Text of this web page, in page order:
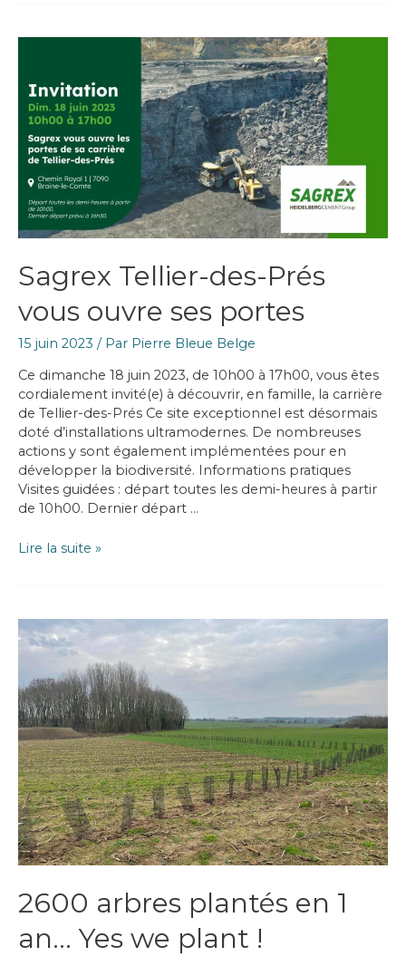
Réunion
pour
les
riverains
Sagrex Tellier-des-Prés
vous ouvre ses portes
15 juin 2023 / Par Pierre Bleue Belge
Ce dimanche 18 juin 2023, de 10h00 à 17h00, vous êtes
cordialement invité(e) à découvrir, en famille, la carrière
de Tellier-des-Prés Ce site exceptionnel est désormais
doté d’installations ultramodernes. De nombreuses
actions y sont également implémentées pour en
développer la biodiversité. Informations pratiques
Visites guidées : départ toutes les demi-heures à partir
de 10h00. Dernier départ …
Sagrex
vous
ouvre
portes
Lire la suite »
2600 arbres plantés en 1
an… Yes we plant !